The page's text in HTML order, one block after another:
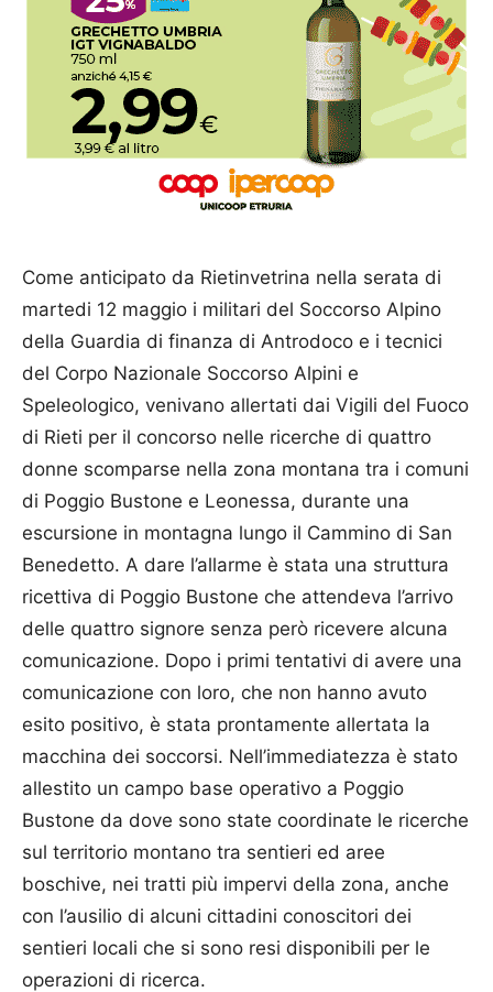
Come anticipato da Rietinvetrina nella serata di
martedi 12 maggio i militari del Soccorso Alpino
della Guardia di finanza di Antrodoco e i tecnici
del Corpo Nazionale Soccorso Alpini e
Speleologico, venivano allertati dai Vigili del Fuoco
di Rieti per il concorso nelle ricerche di quattro
donne scomparse nella zona montana tra i comuni
di Poggio Bustone e Leonessa, durante una
escursione in montagna lungo il Cammino di San
Benedetto. A dare l’allarme è stata una struttura
ricettiva di Poggio Bustone che attendeva l’arrivo
delle quattro signore senza però ricevere alcuna
comunicazione. Dopo i primi tentativi di avere una
comunicazione con loro, che non hanno avuto
esito positivo, è stata prontamente allertata la
macchina dei soccorsi. Nell’immediatezza è stato
allestito un campo base operativo a Poggio
Bustone da dove sono state coordinate le ricerche
sul territorio montano tra sentieri ed aree
boschive, nei tratti più impervi della zona, anche
con l’ausilio di alcuni cittadini conoscitori dei
sentieri locali che si sono resi disponibili per le
operazioni di ricerca.